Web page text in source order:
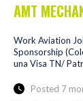
AMT
Work Aviation
Sponsorship
una Visa TN/
Posted 7